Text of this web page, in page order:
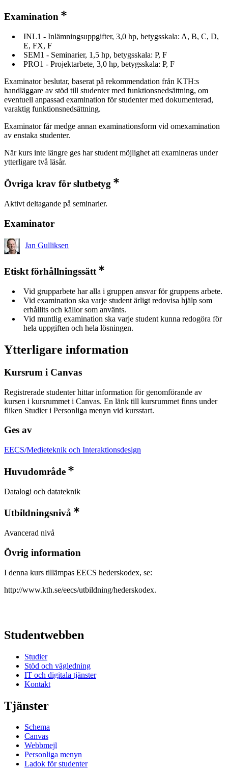
Examination
INL1 - Inlämningsuppgifter, 3,0 hp, betygsskala: A, B, C, D,
E, FX, F
SEM1 - Seminarier, 1,5 hp, betygsskala: P, F
PRO1 - Projektarbete, 3,0 hp, betygsskala: P, F
Examinator beslutar, baserat på rekommendation från KTH:s
handläggare av stöd till studenter med funktionsnedsättning, om
eventuell anpassad examination för studenter med dokumenterad,
varaktig funktionsnedsättning.
Examinator får medge annan examinationsform vid omexamination
av enstaka studenter.
När kurs inte längre ges har student möjlighet att examineras under
ytterligare två läsår.
Övriga krav för slutbetyg
Aktivt deltagande på seminarier.
Examinator
Jan Gulliksen
Etiskt förhållningssätt
Vid grupparbete har alla i gruppen ansvar för gruppens arbete.
Vid examination ska varje student ärligt redovisa hjälp som
erhållits och källor som använts.
Vid muntlig examination ska varje student kunna redogöra för
hela uppgiften och hela lösningen.
Ytterligare information
Kursrum i Canvas
Registrerade studenter hittar information för genomförande av
kursen i kursrummet i Canvas. En länk till kursrummet finns under
fliken Studier i Personliga menyn vid kursstart.
Ges av
EECS/Medieteknik och Interaktionsdesign
Huvudområde
Datalogi och datateknik
Utbildningsnivå
Avancerad nivå
Övrig information
I denna kurs tillämpas EECS hederskodex, se:
http://www.kth.se/eecs/utbildning/hederskodex.
Studentwebben
Studier
Stöd och vägledning
IT och digitala tjänster
Kontakt
Tjänster
Schema
Canvas
Webbmejl
Personliga menyn
Ladok för studenter